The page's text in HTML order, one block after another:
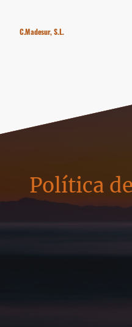
C.Madesur, S.L.
Política